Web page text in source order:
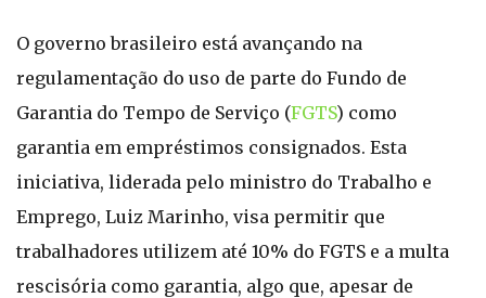
O governo brasileiro está avançando na
regulamentação do uso de parte do Fundo de
Garantia do Tempo de Serviço (FGTS) como
garantia em empréstimos consignados. Esta
iniciativa, liderada pelo ministro do Trabalho e
Emprego, Luiz Marinho, visa permitir que
trabalhadores utilizem até 10% do FGTS e a multa
rescisória como garantia, algo que, apesar de